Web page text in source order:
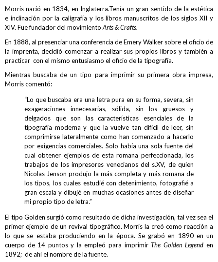
Morris nació en 1834, en Inglaterra.Tenía un gran sentido de la estética
e inclinación por la caligrafía y los libros manuscritos de los siglos XII y
XIV. Fue fundador del movimientoArts & Crafts.
En 1888, al presenciar una conferencia de Emery Walker sobre el oficio de
la imprenta, decidió comenzar a realizar sus propios libros y también a
practicar con el mismo entusiasmo el oficio de la tipografía.
Mientras buscaba de un tipo para imprimir su primera obra impresa,
Morris comentó:
“Lo que buscaba era una letra pura en su forma, severa, sin
exageraciones innecesarias, sólida, sin los gruesos y
delgados que son las características esenciales de la
tipografía moderna y que la vuelve tan difícil de leer, sin
comprimirse lateralmente como han comenzado a hacerlo
por exigencias comerciales. Solo había una sola fuente del
cual obtener ejemplos de esta romana perfeccionada, los
trabajos de los impresores venecianos del s.XV, de quien
Nicolas Jenson produjo la más completa y más romana de
los tipos, los cuales estudié con detenimiento, fotografié a
gran escala y dibujé en muchas ocasiones antes de diseñar
mi propio tipo de letra.”
El tipo Golden surgió como resultado de dicha investigación, tal vez sea el
primer ejemplo de un revival tipográfico. Morris la creó como reacción a
lo que se estaba produciendo en la época. Se grabó en 1890 en un
cuerpo de 14 puntos y la empleó para imprimirThe Golden Legend en
1892; de ahí el nombre de la fuente.